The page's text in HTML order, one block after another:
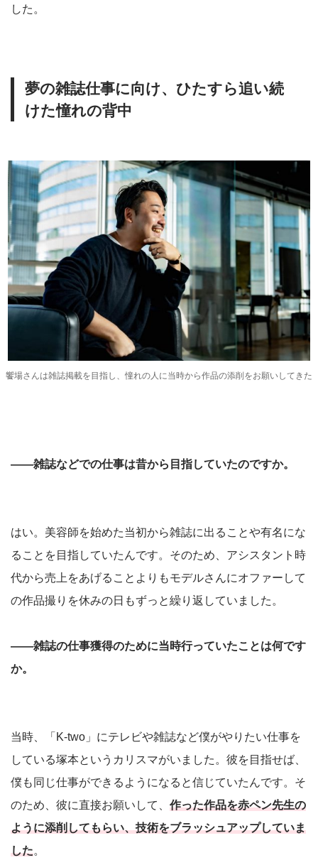
した。
夢の雑誌仕事に向け、ひたすら追い続
けた憧れの背中
饗場さんは雑誌掲載を目指し、憧れの人に当時から作品の添削をお願いしてきた
――雑誌などでの仕事は昔から目指していたのですか。
はい。美容師を始めた当初から雑誌に出ることや有名にな
ることを目指していたんです。そのため、アシスタント時
代から売上をあげることよりもモデルさんにオファーして
の作品撮りを休みの日もずっと繰り返していました。
――雑誌の仕事獲得のために当時行っていたことは何です
か。
当時、「K-two」にテレビや雑誌など僕がやりたい仕事を
している塚本というカリスマがいました。彼を目指せば、
僕も同じ仕事ができるようになると信じていたんです。そ
のため、彼に直接お願いして、 作った作品を赤ペン先生の
ように添削してもらい、技術をブラッシュアップしていま
した。